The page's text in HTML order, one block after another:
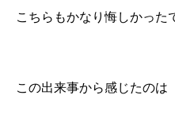
こちらもかなり悔しかった
この出来事から感じたのは